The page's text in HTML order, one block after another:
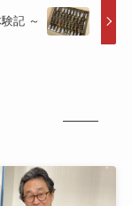
記 ～